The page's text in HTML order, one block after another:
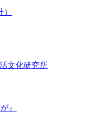
文化研究所
』